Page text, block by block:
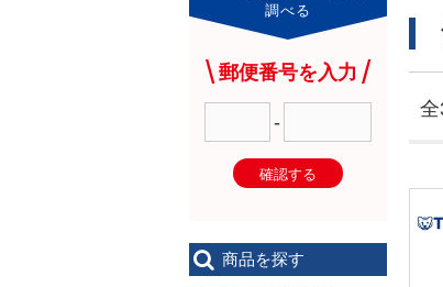
調べる
郵便番号を入力
-
確認する
商品を探す